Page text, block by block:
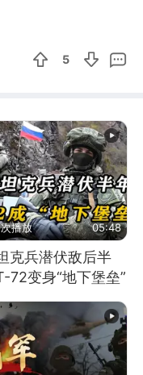
5
播放 05:48
克兵潜伏敌后半
72变身“地下堡垒”